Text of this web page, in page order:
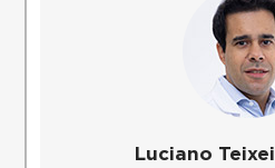
Luciano